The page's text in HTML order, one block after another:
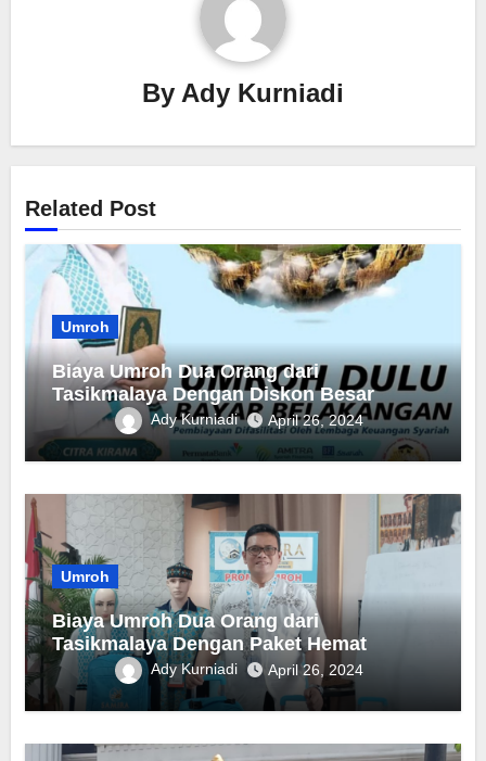
By Ady Kurniadi
Related Post
Umroh
Biaya Umroh Dua Orang dari
Tasikmalaya Dengan Diskon Besar
Ady Kurniadi April 26, 2024
Umroh
Biaya Umroh Dua Orang dari
Tasikmalaya Dengan Paket Hemat
Ady Kurniadi April 26, 2024